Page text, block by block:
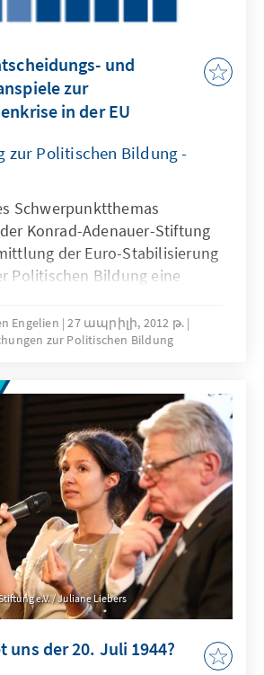
und betten sie in
der einschlägigen Literatur ein.
und
zur
in der EU
zur Politischen Bildung -
Schwerpunktthemas
Konrad-Adenauer-Stiftung
der Euro-Stabilisierung
Politischen Bildung eine
Vermittlungsziel ist, die
über die Euro-Stabilisierung
simulieren die
den politischen
nachdem sie auf der
Krisenszenarios die
politischen Alternativen, deren
und Konsequenzen
Engelien 27 ապրիլի, 2012 թ.
zur Politischen Bildung
e.V. / Juliane Liebers
uns der 20. Juli 1944?